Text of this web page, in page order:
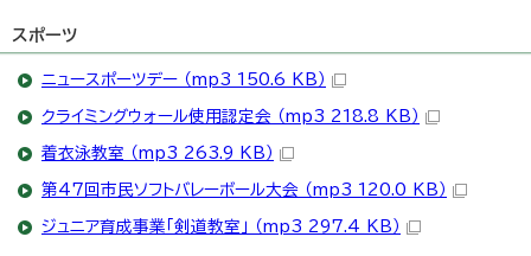
スポーツ
ニュースポーツデー （mp3 150.6 KB）
クライミングウォール使用認定会 （mp3 218.8 KB）
着衣泳教室 （mp3 263.9 KB）
第47回市民ソフトバレーボール大会 （mp3 120.0 KB）
ジュニア育成事業「剣道教室」 （mp3 297.4 KB）